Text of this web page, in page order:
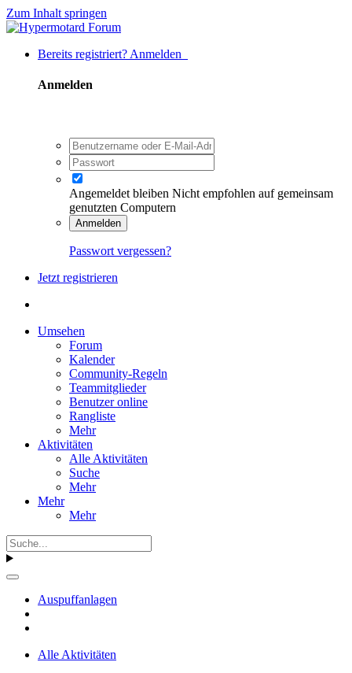
Zum Inhalt springen
Bereits registriert? Anmelden
Anmelden
Angemeldet bleiben Nicht empfohlen auf gemeinsam
genutzten Computern
Anmelden
Passwort vergessen?
Jetzt registrieren
Umsehen
Forum
Kalender
Community-Regeln
Teammitglieder
Benutzer online
Rangliste
Mehr
Aktivitäten
Alle Aktivitäten
Suche
Mehr
Mehr
Mehr
Auspuffanlagen
Alle Aktivitäten